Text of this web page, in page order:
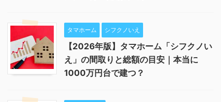
タマホーム シフクノいえ
【2026年版】タマホーム「シフクノい
え」の間取りと総額の目安｜本当に
1000万円台で建つ？